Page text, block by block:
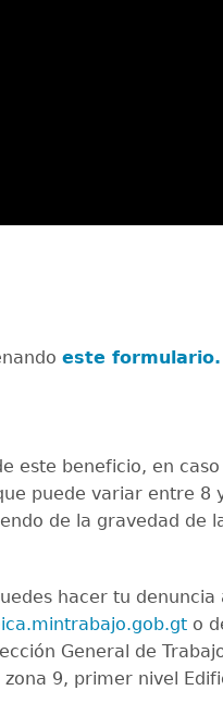
este formulario.
este beneficio, en caso
puede variar entre 8
de la gravedad de
hacer tu denuncia
o
General de
9, primer nivel